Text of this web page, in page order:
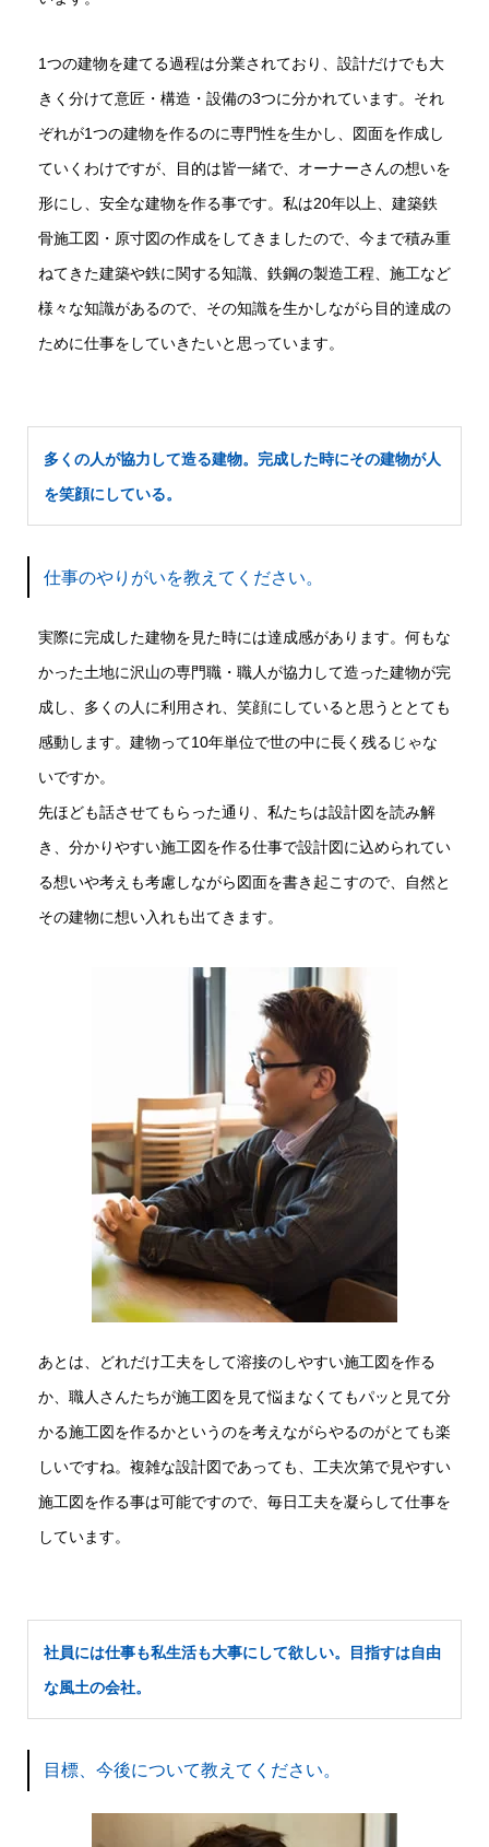
1つの建物を建てる過程は分業されており、設計だけでも大
きく分けて意匠・構造・設備の3つに分かれています。それ
ぞれが1つの建物を作るのに専門性を生かし、図面を作成し
ていくわけですが、目的は皆一緒で、オーナーさんの想いを
形にし、安全な建物を作る事です。私は20年以上、建築鉄
骨施工図・原寸図の作成をしてきましたので、今まで積み重
ねてきた建築や鉄に関する知識、鉄鋼の製造工程、施工など
様々な知識があるので、その知識を生かしながら目的達成の
ために仕事をしていきたいと思っています。
多くの人が協力して造る建物。完成した時にその建物が人
を笑顔にしている。
仕事のやりがいを教えてください。
実際に完成した建物を見た時には達成感があります。何もな
かった土地に沢山の専門職・職人が協力して造った建物が完
成し、多くの人に利用され、笑顔にしていると思うととても
感動します。建物って10年単位で世の中に長く残るじゃな
いですか。
先ほども話させてもらった通り、私たちは設計図を読み解
き、分かりやすい施工図を作る仕事で設計図に込められてい
る想いや考えも考慮しながら図面を書き起こすので、自然と
その建物に想い入れも出てきます。
あとは、どれだけ工夫をして溶接のしやすい施工図を作る
か、職人さんたちが施工図を見て悩まなくてもパッと見て分
かる施工図を作るかというのを考えながらやるのがとても楽
しいですね。複雑な設計図であっても、工夫次第で見やすい
施工図を作る事は可能ですので、毎日工夫を凝らして仕事を
しています。
社員には仕事も私生活も大事にして欲しい。目指すは自由
な風土の会社。
目標、今後について教えてください。